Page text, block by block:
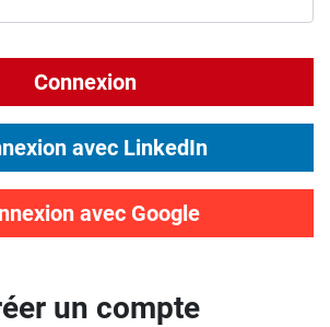
à outils
Connexion
avec LinkedIn
avec Google
un compte